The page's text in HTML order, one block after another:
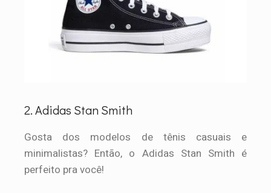
2. Adidas Stan Smith
Gosta dos modelos de tênis casuais e
minimalistas? Então, o Adidas Stan Smith é
perfeito pra você!